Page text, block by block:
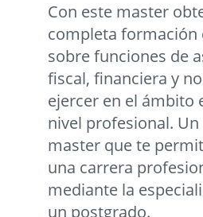
Con este master
completa formación
sobre funciones de
fiscal, financiera y
ejercer en el ámbito
nivel profesional.
master que te
una carrera
mediante la
un postgrado.